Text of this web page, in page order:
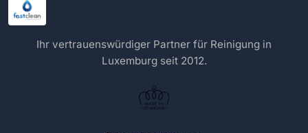
Ihr vertrauenswürdiger Partner für Reinigung in
Luxemburg seit 2012.